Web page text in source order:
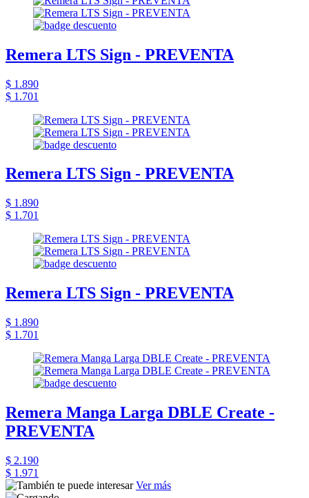
Remera LTS Sign - PREVENTA
$ 1.890
$ 1.701
Remera LTS Sign - PREVENTA
$ 1.890
$ 1.701
Remera LTS Sign - PREVENTA
$ 1.890
$ 1.701
Remera Manga Larga DBLE Create -
PREVENTA
$ 2.190
$ 1.971
Ver más